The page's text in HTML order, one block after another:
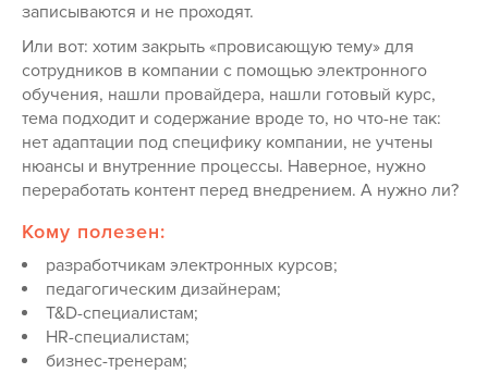
записываются и не проходят.
Или вот: хотим закрыть «провисающую тему» для
сотрудников в компании с помощью электронного
обучения, нашли провайдера, нашли готовый курс,
тема подходит и содержание вроде то, но что-не так:
нет адаптации под специфику компании, не учтены
нюансы и внутренние процессы. Наверное, нужно
переработать контент перед внедрением. А нужно ли?
Кому полезен:
разработчикам электронных курсов;
педагогическим дизайнерам;
T&D-специалистам;
HR-специалистам;
бизнес-тренерам;